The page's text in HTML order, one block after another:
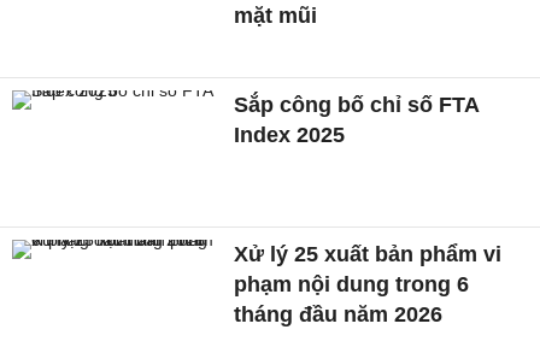
mặt mũi
Sắp công bố chỉ số FTA
Index 2025
Xử lý 25 xuất bản phẩm vi
phạm nội dung trong 6
tháng đầu năm 2026